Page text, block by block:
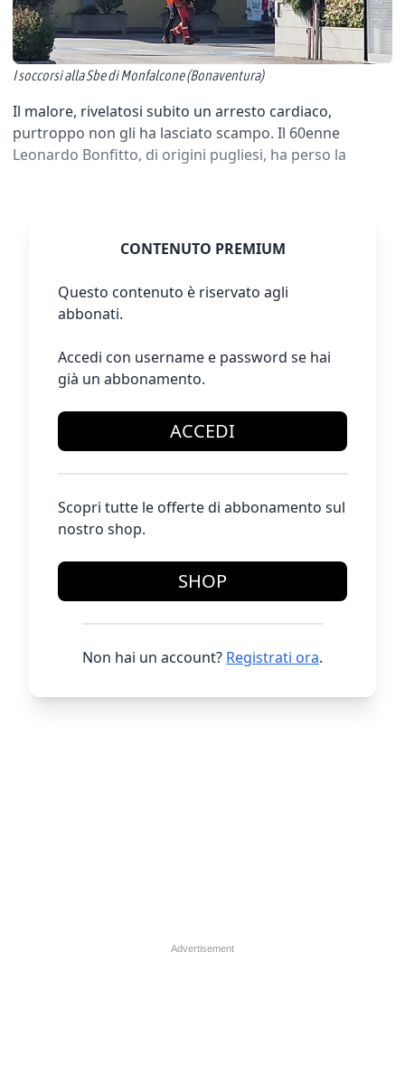
I soccorsi alla Sbe di Monfalcone (Bonaventura)
Il malore, rivelatosi subito un arresto cardiaco,
purtroppo non gli ha lasciato scampo. Il 60enne
Leonardo Bonfitto, di origini pugliesi, ha perso la
CONTENUTO PREMIUM
Questo contenuto è riservato agli
abbonati.
Accedi con username e password se hai
già un abbonamento.
ACCEDI
Scopri tutte le offerte di abbonamento sul
nostro shop.
SHOP
Non hai un account? Registrati ora.